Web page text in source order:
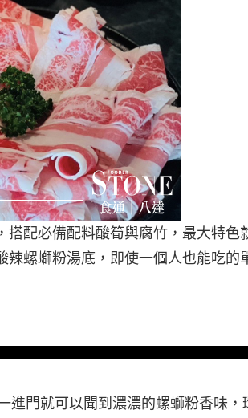
配必備配料酸筍與腐竹，最大特色
螺螄粉湯底，即使一個人也能吃的
進門就可以聞到濃濃的螺螄粉香味，